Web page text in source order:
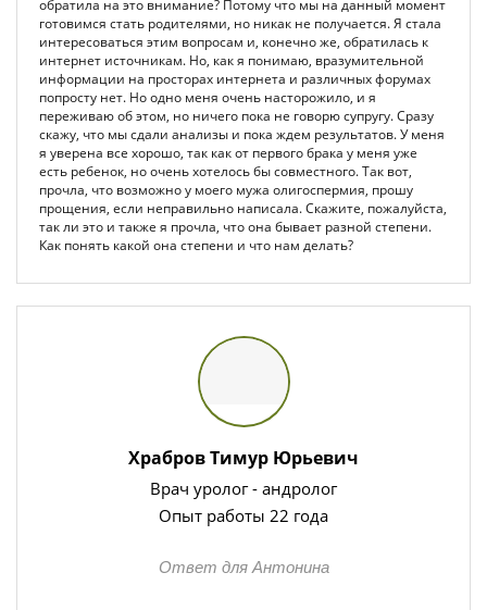
обратила на это внимание? Потому что мы на данный момент
готовимся стать родителями, но никак не получается. Я стала
интересоваться этим вопросам и, конечно же, обратилась к
интернет источникам. Но, как я понимаю, вразумительной
информации на просторах интернета и различных форумах
попросту нет. Но одно меня очень насторожило, и я
переживаю об этом, но ничего пока не говорю супругу. Сразу
скажу, что мы сдали анализы и пока ждем результатов. У меня
я уверена все хорошо, так как от первого брака у меня уже
есть ребенок, но очень хотелось бы совместного. Так вот,
прочла, что возможно у моего мужа олигоспермия, прошу
прощения, если неправильно написала. Скажите, пожалуйста,
так ли это и также я прочла, что она бывает разной степени.
Как понять какой она степени и что нам делать?
Храбров Тимур Юрьевич
Врач уролог - андролог
Опыт работы 22 года
Ответ для Антонина